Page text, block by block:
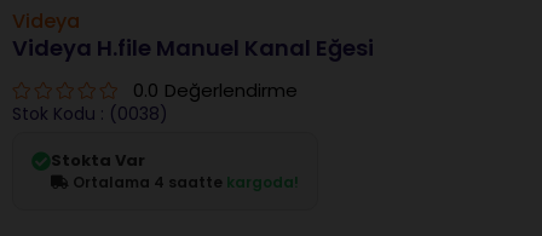
Videya
Videya H.file Manuel Kanal Eğesi
0.0 Değerlendirme
Stok Kodu (0038)
Stokta Var
Ortalama 4 saatte kargoda!